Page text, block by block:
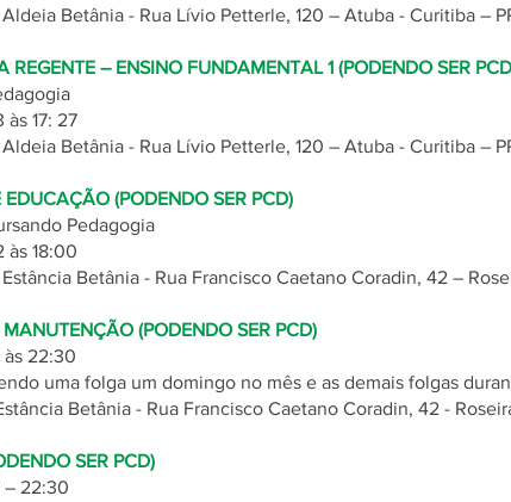
Betânia - Rua Lívio Petterle, 120 – Atuba - Curitiba –
REGENTE – ENSINO FUNDAMENTAL 1 (PODENDO SER
às 17: 27
Betânia - Rua Lívio Petterle, 120 – Atuba - Curitiba –
(PODENDO SER PCD)
Pedagogia
às 18:00
Betânia - Rua Francisco Caetano Coradin, 42 –
(PODENDO SER PCD)
às 22:30
uma folga um domingo no mês e as demais folgas
Betânia - Rua Francisco Caetano Coradin, 42 -
SER PCD)
– 22:30